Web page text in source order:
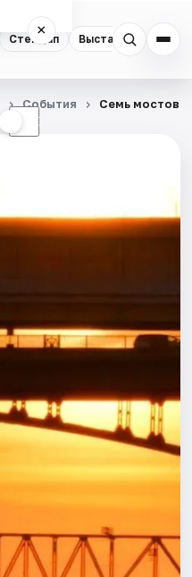
Стендап Выставки
×
☾
События Семь мостов